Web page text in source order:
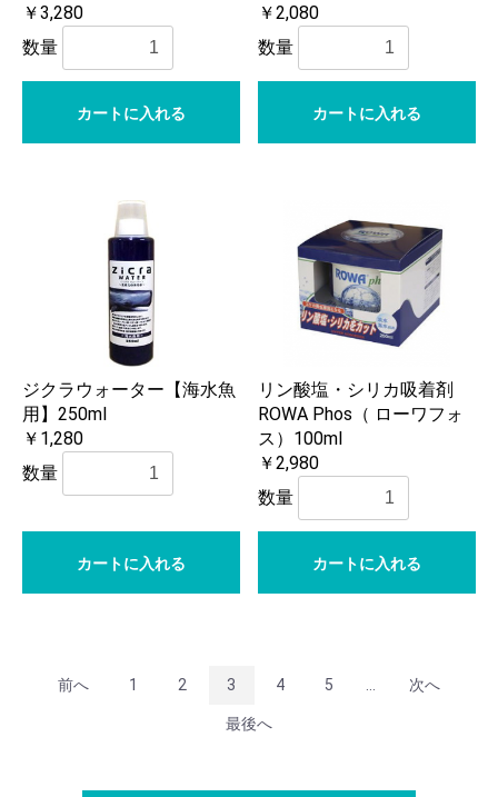
￥3,280
数量
カートに入れる
￥2,080
数量
カートに入れる
ジクラウォーター【海水魚
用】250ml
￥1,280
数量
カートに入れる
リン酸塩・シリカ吸着剤
ROWA Phos（ ローワフォ
ス）100ml
￥2,980
数量
カートに入れる
前へ 1 2 3 4 5 次へ
最後へ